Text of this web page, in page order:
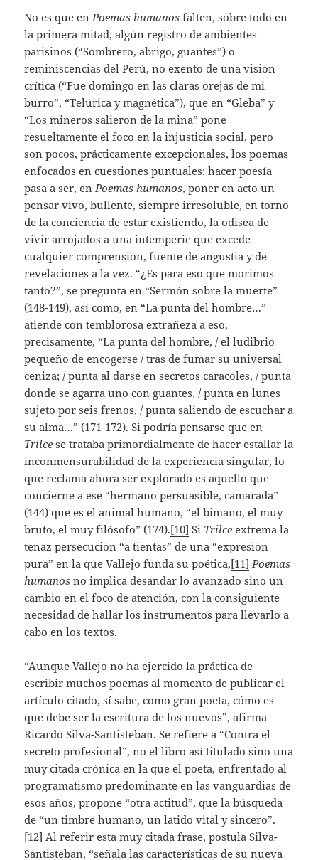
No es que en Poemas humanosfalten, sobre todo en
la primera mitad, algún registro de ambientes
parisinos (“Sombrero, abrigo, guantes”) o
reminiscencias del Perú, no exento de una visión
crítica (“Fue domingo en las claras orejas de mi
burro”, “Telúrica y magnética”), que en “Gleba” y
“Los mineros salieron de la mina” pone
resueltamente el foco en la injusticia social, pero
son pocos, prácticamente excepcionales, los poemas
enfocados en cuestiones puntuales: hacer poesía
pasa a ser, en Poemas humanos, poner en acto un
pensar vivo, bullente, siempre irresoluble, en torno
de la conciencia de estar existiendo, la odisea de
vivir arrojados a una intemperie que excede
cualquier comprensión, fuente de angustia y de
revelaciones a la vez. “¿Es para eso que morimos
tanto?”, se pregunta en “Sermón sobre la muerte”
(148-149), así como, en “La punta del hombre…”
atiende con temblorosa extrañeza a eso,
precisamente, “La punta del hombre, / el ludibrio
pequeño de encogerse / tras de fumar su universal
ceniza; / punta al darse en secretos caracoles, / punta
donde se agarra uno con guantes, / punta en lunes
sujeto por seis frenos, / punta saliendo de escuchar a
su alma…” (171-172). Si podría pensarse que en
Trilcese trataba primordialmente de hacer estallar la
inconmensurabilidad de la experiencia singular, lo
que reclama ahora ser explorado es aquello que
concierne a ese “hermano persuasible, camarada”
(144) que es el animal humano, “el bimano, el muy
bruto, el muy filósofo” (174).[10] Si Trilceextrema la
tenaz persecución “a tientas” de una “expresión
pura” en la que Vallejo funda su poética,[11] Poemas
humanosno implica desandar lo avanzado sino un
cambio en el foco de atención, con la consiguiente
necesidad de hallar los instrumentos para llevarlo a
cabo en los textos.
“Aunque Vallejo no ha ejercido la práctica de
escribir muchos poemas al momento de publicar el
artículo citado, sí sabe, como gran poeta, cómo es
que debe ser la escritura de los nuevos”, afirma
Ricardo Silva-Santisteban. Se refiere a “Contra el
secreto profesional”, no el libro así titulado sino una
muy citada crónica en la que el poeta, enfrentado al
programatismo predominante en las vanguardias de
esos años, propone “otra actitud”, que la búsqueda
de “un timbre humano, un latido vital y sincero”.
[12] Al referir esta muy citada frase, postula Silva-
Santisteban, “señala las características de su nueva